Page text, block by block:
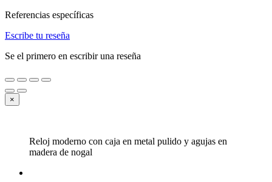
Referencias específicas
Escribe tu reseña
Se el primero en escribir una reseña
×
Reloj moderno con caja en metal pulido y agujas en
madera de nogal